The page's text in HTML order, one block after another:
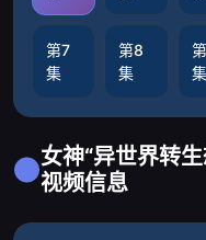
第7
集
第8
集
集
女神“异世界转
视频信息